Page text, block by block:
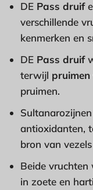
DE Pass druif
verschillende
kenmerken en
DE Pass druif
terwijl pruimen
pruimen.
antioxidanten,
bron van
Beide vruchten
in zoete en